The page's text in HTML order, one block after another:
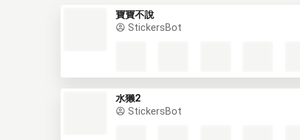
寶寶不說
StickersBot
水獭2
StickersBot